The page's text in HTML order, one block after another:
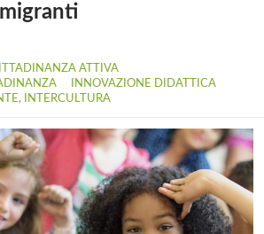
ATTIVA
INNOVAZIONE DIDATTICA
INTERCULTURA